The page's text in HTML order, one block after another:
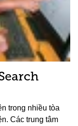
trong nhiều tòa
Các trung tâm